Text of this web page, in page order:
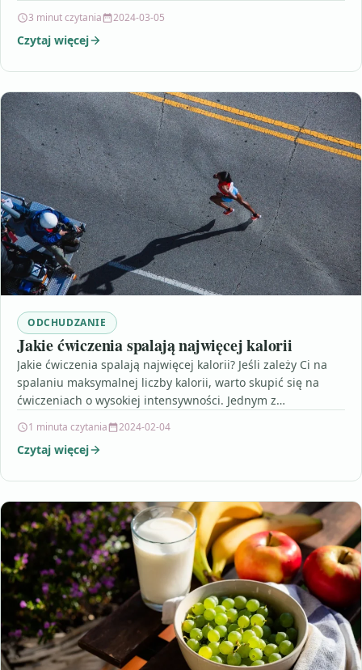
3 minut czytania 2024-03-05
Czytaj więcej
ODCHUDZANIE
Jakie ćwiczenia spalają najwięcej kalorii
Jakie ćwiczenia spalają najwięcej kalorii? Jeśli zależy Ci na
spalaniu maksymalnej liczby kalorii, warto skupić się na
ćwiczeniach o wysokiej intensywności. Jednym z
1 minuta czytania 2024-02-04
Czytaj więcej